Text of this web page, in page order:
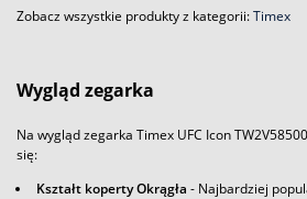
Zobacz wszystkie produkty z kategorii:Timex
Wygląd zegarka
Na wygląd zegarka Timex UFC Icon
się:
Kształt koperty Okrągła - Najbardziej